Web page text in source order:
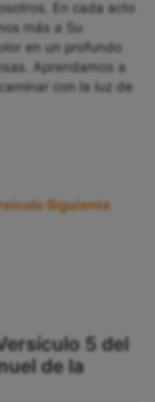
En cada acto
más a Su
en un profundo
Aprendamos a
con la luz de
Siguiente
5 del
de la